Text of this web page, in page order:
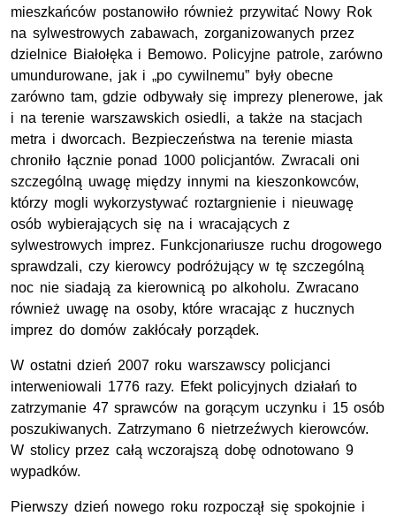
mieszkańców postanowiło również przywitać Nowy Rok
na sylwestrowych zabawach, zorganizowanych przez
dzielnice Białołęka i Bemowo. Policyjne patrole, zarówno
umundurowane, jak i „po cywilnemu” były obecne
zarówno tam, gdzie odbywały się imprezy plenerowe, jak
i na terenie warszawskich osiedli, a także na stacjach
metra i dworcach. Bezpieczeństwa na terenie miasta
chroniło łącznie ponad 1000 policjantów. Zwracali oni
szczególną uwagę między innymi na kieszonkowców,
którzy mogli wykorzystywać roztargnienie i nieuwagę
osób wybierających się na i wracających z
sylwestrowych imprez. Funkcjonariusze ruchu drogowego
sprawdzali, czy kierowcy podróżujący w tę szczególną
noc nie siadają za kierownicą po alkoholu. Zwracano
również uwagę na osoby, które wracając z hucznych
imprez do domów zakłócały porządek.
W ostatni dzień 2007 roku warszawscy policjanci
interweniowali 1776 razy. Efekt policyjnych działań to
zatrzymanie 47 sprawców na gorącym uczynku i 15 osób
poszukiwanych. Zatrzymano 6 nietrzeźwych kierowców.
W stolicy przez całą wczorajszą dobę odnotowano 9
wypadków.
Pierwszy dzień nowego roku rozpoczął się spokojnie i